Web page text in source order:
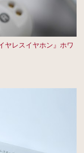
ヤレスイヤホン』ホワ